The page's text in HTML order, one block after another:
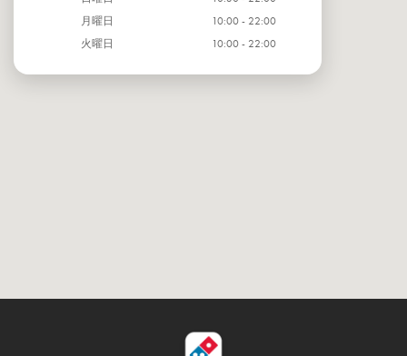
月曜日
10:00 - 22:00
火曜日
10:00 - 22:00